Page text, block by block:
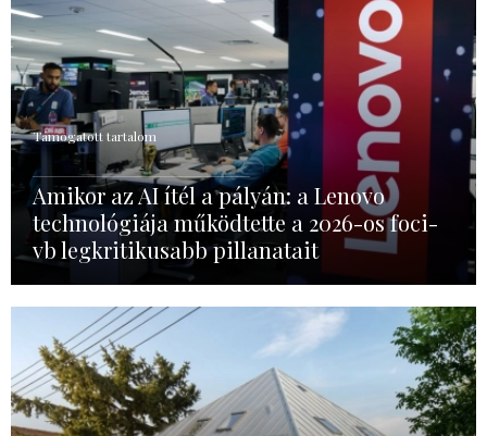
Támogatott tartalom
Amikor az AI ítél a pályán: a Lenovo
technológiája működtette a 2026-os foci-
vb legkritikusabb pillanatait